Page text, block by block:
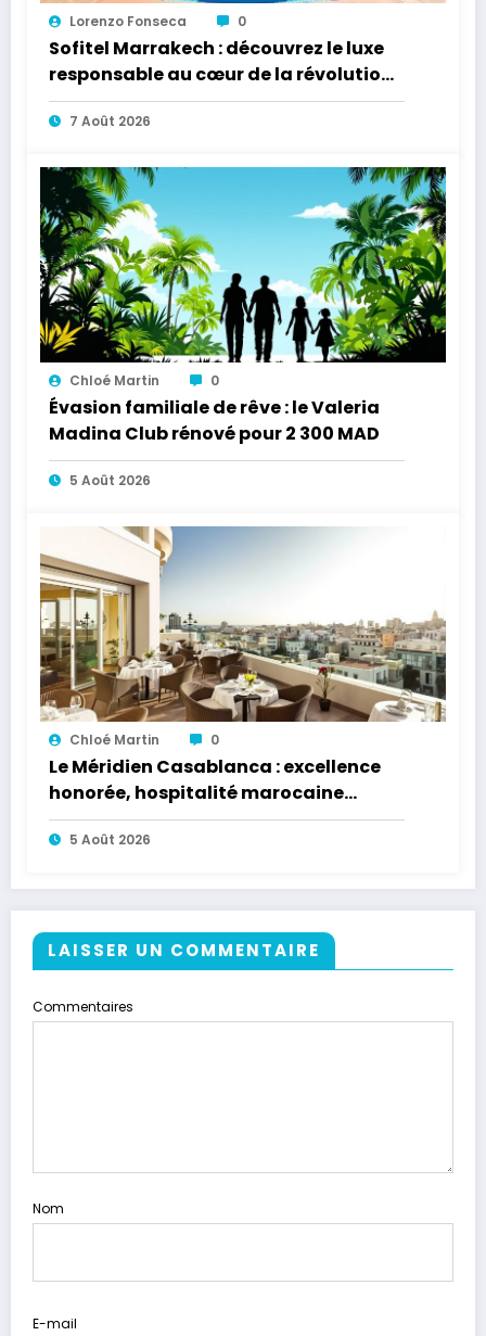
Lorenzo Fonseca 0
Sofitel Marrakech : découvrez le luxe
responsable au cœur de la révolution
écologique
7 Août 2026
Chloé Martin 0
Évasion familiale de rêve : le Valeria
Madina Club rénové pour 2 300 MAD
5 Août 2026
Chloé Martin 0
Le Méridien Casablanca : excellence
honorée, hospitalité marocaine
reconnue à l’international
5 Août 2026
LAISSER UN COMMENTAIRE
Commentaires
Nom
E-mail